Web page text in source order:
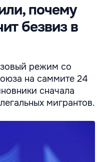
почему
безвиз в
режим со
на саммите 24
сначала
мигрантов.